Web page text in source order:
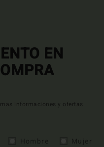
EN
informaciones y ofertas